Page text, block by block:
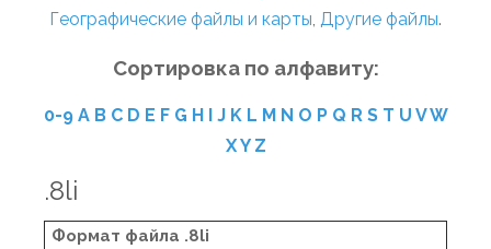
Географические файлы и карты, Другие файлы.
Сортировка по алфавиту:
0-9 A B C D E F G H I J K L M N O P Q R S T U VW
XY Z
.8li
Формат файла .8li